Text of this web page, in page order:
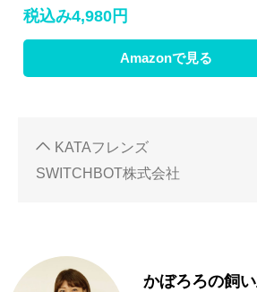
税込み4,980円
Amazonで見る
KATAフレンズ
SWITCHBOT株式会社
かぼろろの飼